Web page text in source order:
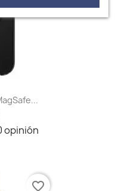
opinión
favorite_border